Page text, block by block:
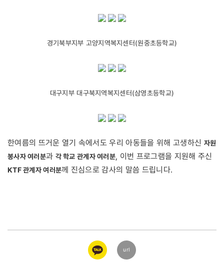
경기북부지부 고양지역복지센터(원중초등학교)
대구지부 대구북지역복지센터(삼영초등학교)
한여름의 뜨거운 열기 속에서도 우리 아동들을 위해 고생하신 자원
봉사자 여러분과 각 학교 관계자 여러분, 이번 프로그램을 지원해 주신
KTF 관계자 여러분께 진심으로 감사의 말씀 드립니다.
카카오
링크
url